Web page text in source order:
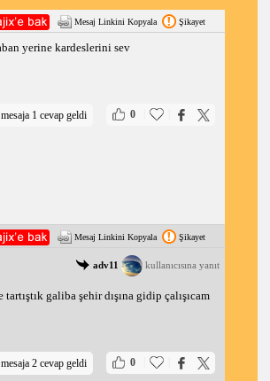
Mesaj Linkini Kopyala Şikayet
yerine kardeslerini sev
0
1 cevap geldi
Mesaj Linkini Kopyala Şikayet
adv11 kullanıcısına yanıt
galiba şehir dışına gidip çalışıcam
0
2 cevap geldi